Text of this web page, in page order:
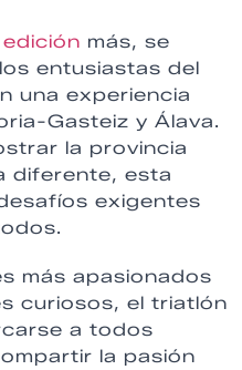
edición más, se
entusiastas del
una experiencia
Gasteiz y Álava.
la provincia
diferente, esta
exigentes
más apasionados
curiosos, el triatlón
a todos
la pasión